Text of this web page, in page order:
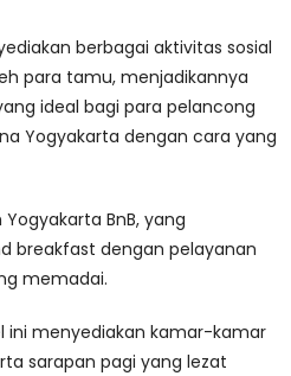
berbagai aktivitas sosial
para tamu, menjadikannya
ideal bagi para pelancong
Yogyakarta dengan cara yang
BnB, yang
breakfast dengan pelayanan
memadai.
ini menyediakan kamar-kamar
sarapan pagi yang lezat